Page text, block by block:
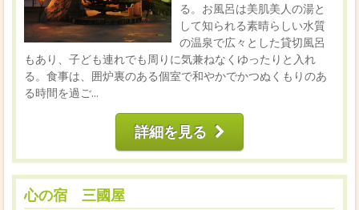
る。お風呂は美肌美人の湯と
して知られる素晴らしい水質
の温泉で広々とした貸切風呂
もあり、子ども連れでも周りに気兼ねなくゆったりと入れ
る。食事は、囲炉裏のある個室で和やかでかつぬくもりのあ
る時間を過ご...
詳細を見る
心の宿 三國屋